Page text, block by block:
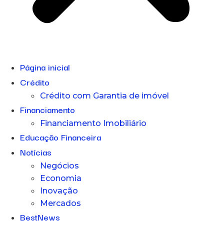
Página inicial
Crédito
Crédito com Garantia de imóvel
Financiamento
Financiamento Imobiliário
Educação Financeira
Notícias
Negócios
Economia
Inovação
Mercados
BestNews